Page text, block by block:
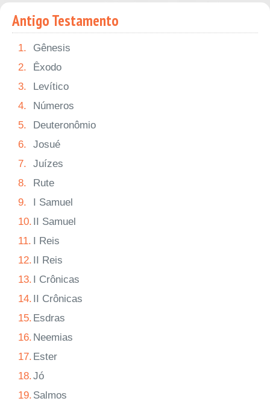
Antigo Testamento
1.
Gênesis
2.
Êxodo
3.
Levítico
4.
Números
5.
Deuteronômio
6.
Josué
7.
Juízes
8.
Rute
9.
I Samuel
10. II Samuel
11. I Reis
12. II Reis
13. I Crônicas
14. II Crônicas
15. Esdras
16. Neemias
17. Ester
18.Jó
19. Salmos